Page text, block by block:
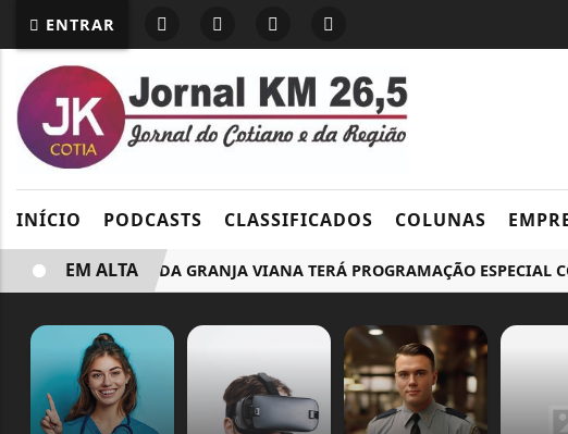
ENTRAR
INÍCIO PODCASTS CLASSIFICADOS COLUNAS
FEIRA LIVRE DA GRANJA VIANA TERÁ PROGRAMAÇÃO ESPECIAL COM
EM ALTA